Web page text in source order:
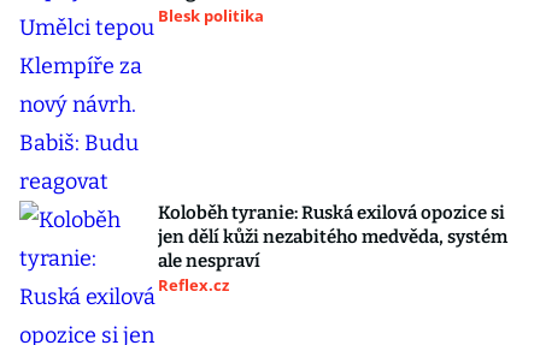
Blesk politika
Koloběh tyranie: Ruská exilová opozice si
jen dělí kůži nezabitého medvěda, systém
ale nespraví
Reflex.cz